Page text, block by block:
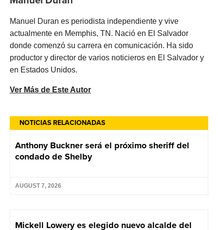
NOTICIAS RELACIONADAS
Anthony Buckner será el próximo sheriff del
condado de Shelby
AUGUST 7, 2026
Mickell Lowery es elegido nuevo alcalde del
Manuel Duran es periodista independiente y vive
actualmente en Memphis, TN. Nació en El Salvador
donde comenzó su carrera en comunicación. Ha sido
productor y director de varios noticieros en El Salvador y
en Estados Unidos.
Ver Más de Este Autor